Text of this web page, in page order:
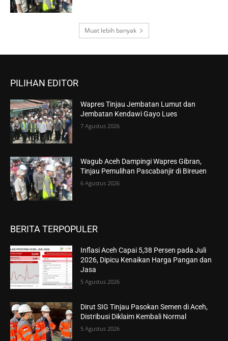
Muat lebih banyak
PILIHAN EDITOR
Wapres Tinjau Jembatan Lumut dan
Jembatan Kendawi Gayo Lues
7 Agustus 2026
Wagub Aceh Dampingi Wapres Gibran,
Tinjau Pemulihan Pascabanjir di Bireuen
6 Agustus 2026
BERITA TERPOPULER
Inflasi Aceh Capai 5,38 Persen pada Juli
2026, Dipicu Kenaikan Harga Pangan dan
Jasa
5 Agustus 2026
Dirut SIG Tinjau Pasokan Semen di Aceh,
Distribusi Diklaim Kembali Normal
5 Agustus 2026